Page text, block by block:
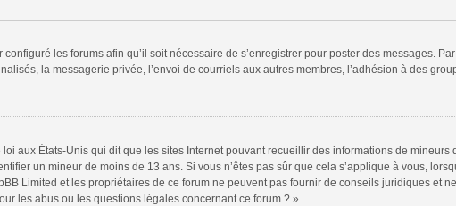
les forums afin qu’il soit nécessaire de s’enregistrer pour poster des messages.
la messagerie privée, l’envoi de courriels aux autres membres, l’adhésion à des
aux États-Unis qui dit que les sites Internet pouvant recueillir des informations de
un mineur de moins de 13 ans. Si vous n’êtes pas sûr que cela s’applique à vous,
Limited et les propriétaires de ce forum ne peuvent pas fournir de conseils juridiques et
les abus ou les questions légales concernant ce forum ? ».